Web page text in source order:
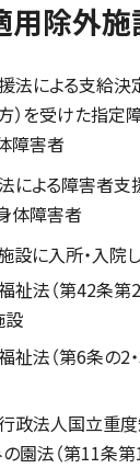
用除外施
法による支給決
）を受けた指定
障害者
による障害者支
体障害者
設に入所・入院
福祉法（第42条
設
福祉法（第6条の
行政法人国立重
園法（第11条第